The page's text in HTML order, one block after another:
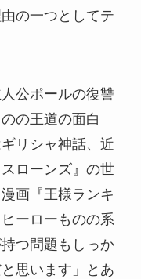
の一つとしてテ
公ポールの復讐
の王道の面白
リシャ神話、近
ローンズ』の世
画『王様ランキ
ーローものの系
つ問題もしっか
思います」とあ